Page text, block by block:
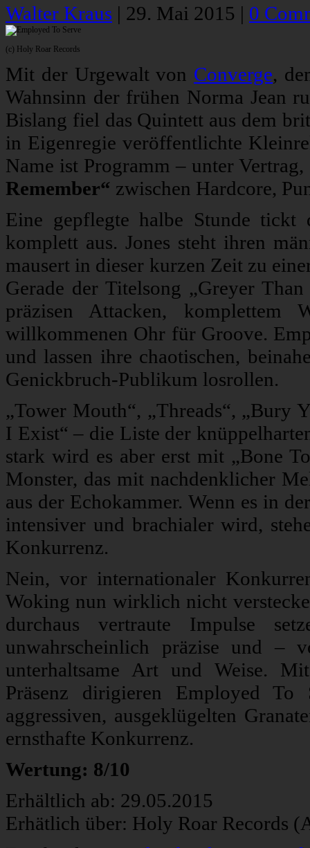
Walter Kraus | 29. Mai 2015 | 0
(c) Holy Roar Records
Mit der Urgewalt von Converge,
Wahnsinn der frühen Norma Jean
Bislang fiel das Quintett aus dem
in Eigenregie veröffentlichte
Name ist Programm – unter
Remember“ zwischen Hardcore,
Eine gepflegte halbe Stunde tickt
komplett aus. Jones steht ihren
mausert in dieser kurzen Zeit zu
Gerade der Titelsong „Greyer
präzisen Attacken, komplettem
willkommenen Ohr für Groove.
und lassen ihre chaotischen,
Genickbruch-Publikum losrollen.
„Tower Mouth“, „Threads“, „Bury
I Exist“ – die Liste der
stark wird es aber erst mit „Bone
Monster, das mit nachdenklicher
aus der Echokammer. Wenn es in
intensiver und brachialer wird,
Konkurrenz.
Nein, vor internationaler
Woking nun wirklich nicht
durchaus vertraute Impulse
unwahrscheinlich präzise und –
unterhaltsame Art und Weise.
Präsenz dirigieren Employed
aggressiven, ausgeklügelten
ernsthafte Konkurrenz.
Wertung: 8/10
Erhältlich ab: 29.05.2015
Erhätlich über: Holy Roar Records